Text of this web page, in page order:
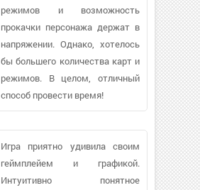
режимов и возможность
прокачки персонажа держат в
напряжении. Однако, хотелось
бы большего количества карт и
режимов. В целом, отличный
способ провести время!
Игра приятно удивила своим
геймплейем и графикой.
Интуитивно понятное